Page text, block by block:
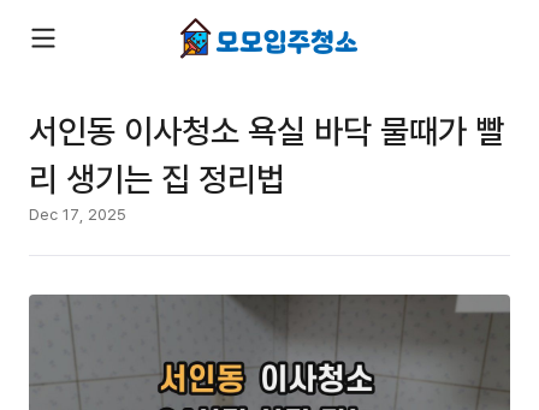
서인동 이사청소 욕실 바닥 물때가 빨
리 생기는 집 정리법
Dec 17, 2025